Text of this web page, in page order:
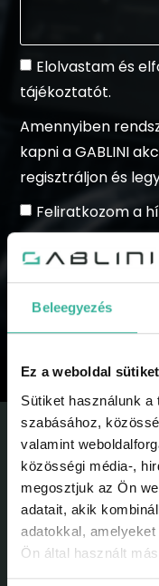
Beleegyezés
Ez a weboldal
Sütiket használunk
szabásához,
valamint
közösségi média-,
megosztjuk az Ön
adatait, akik
adatokkal,
Ön által használt
Elolvastam és
tájékoztatót.
Amennyiben
kapni a GABLINI
regisztráljon és
Feliratkozom a
GABLINI
Gablini